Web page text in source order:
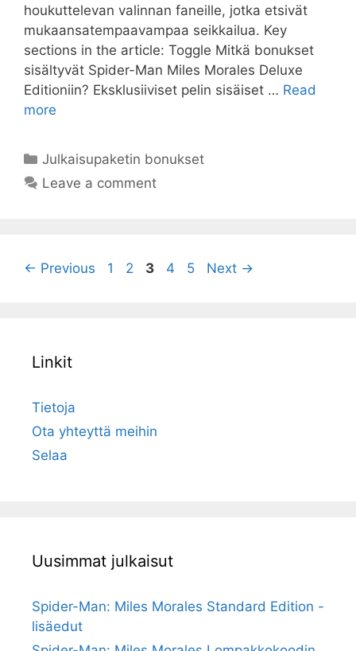
houkuttelevan valinnan faneille, jotka etsivät
mukaansatempaavampaa seikkailua. Key
sections in the article: Toggle Mitkä bonukset
sisältyvät Spider-Man Miles Morales Deluxe
Editioniin? Eksklusiiviset pelin sisäiset … Read
more
Categories
Julkaisupaketin bonukset
Leave a comment
← Previous Page
1 Page
2 Page
3 Page
4 Page
5 Next →
Linkit
Tietoja
Ota yhteyttä meihin
Selaa
Uusimmat julkaisut
Spider-Man: Miles Morales Standard Edition -
lisäedut